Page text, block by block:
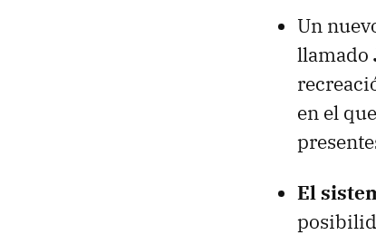
Un
llamado
en el
El